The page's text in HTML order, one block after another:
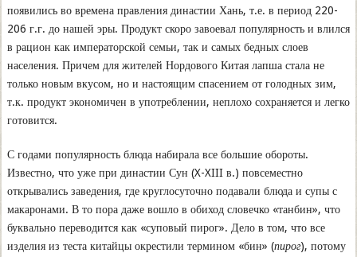
появились во времена правления династии Хань, т.е. в период 220-
206 г.г. до нашей эры. Продукт скоро завоевал популярность и влился
в рацион как императорской семьи, так и самых бедных слоев
населения. Причем для жителей Нордового Китая лапша стала не
только новым вкусом, но и настоящим спасением от голодных зим,
т.к. продукт экономичен в употреблении, неплохо сохраняется и легко
готовится.
С годами популярность блюда набирала все большие обороты.
Известно, что уже при династии Сун (X-XIII в.) повсеместно
открывались заведения, где круглосуточно подавали блюда и супы с
макаронами. В то пора даже вошло в обиход словечко «танбин», что
буквально переводится как «суповый пирог». Дело в том, что все
изделия из теста китайцы окрестили термином «бин» (пирог), потому